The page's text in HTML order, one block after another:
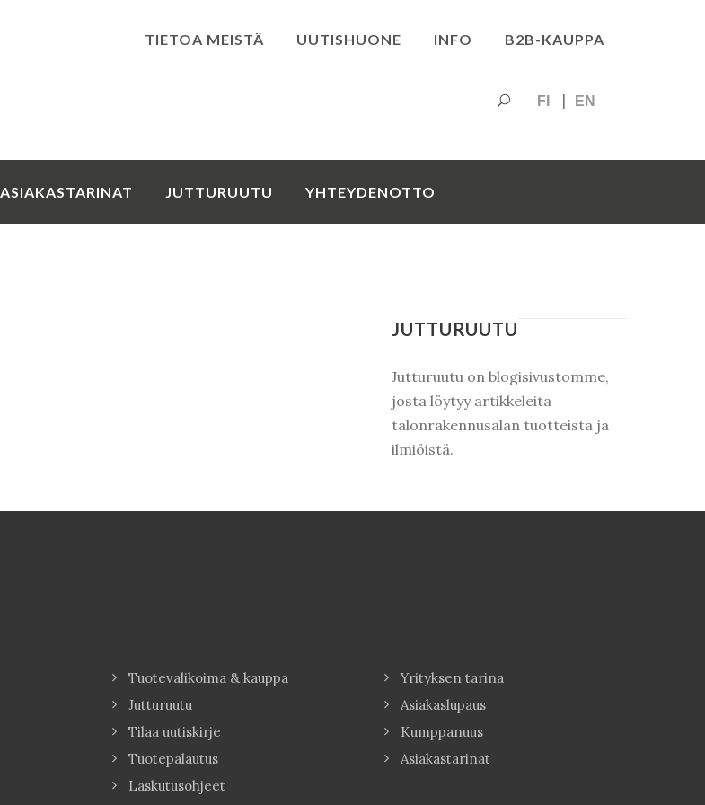
TIETOA MEISTÄ UUTISHUONE INFO B2B-KAUPPA
FI EN
ASIAKASTARINAT JUTTURUUTU YHTEYDENOTTO
JUTTURUUTU
Jutturuutu on blogisivustomme,
josta löytyy artikkeleita
talonrakennusalan tuotteista ja
ilmiöistä.
Tuotevalikoima & kauppa
Jutturuutu
Tilaa uutiskirje
Tuotepalautus
Laskutusohjeet
Yrityksen tarina
Asiakaslupaus
Kumppanuus
Asiakastarinat